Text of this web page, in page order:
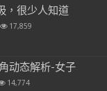
，很少人知道
17,859
动态解析-女子
14,774